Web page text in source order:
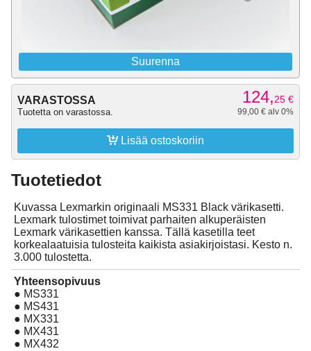
Suurenna
VARASTOSSA
Tuotetta on varastossa.
124,25 €
99,00 € alv 0%
 Lisää ostoskoriin
Tuotetiedot
Kuvassa Lexmarkin originaali MS331 Black värikasetti.
Lexmark tulostimet toimivat parhaiten alkuperäisten
Lexmark värikasettien kanssa. Tällä kasetilla teet
korkealaatuisia tulosteita kaikista asiakirjoistasi. Kesto n.
3.000 tulostetta.
Yhteensopivuus
● MS331
● MS431
● MX331
● MX431
● MX432